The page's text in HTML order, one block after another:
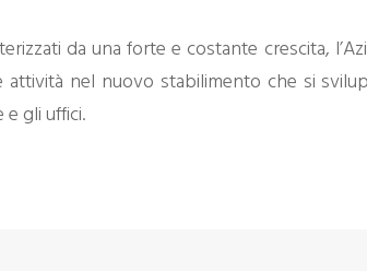
da una forte e costante crescita,
nel nuovo stabilimento che si
gli uffici.